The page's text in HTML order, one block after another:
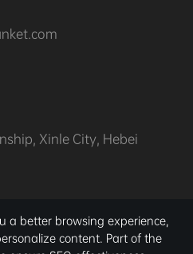
Xinle City, Hebei
Electrical Appliances
reservados.
a better browsing experience,
content. Part of the